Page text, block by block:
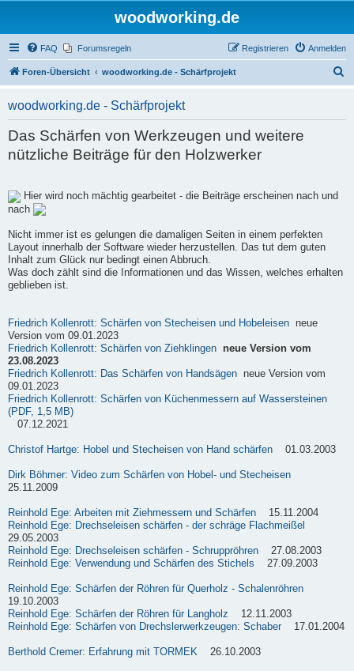
woodworking.de
FAQ Forumsregeln Anmelden
Registrieren
Foren-Übersicht woodworking.de - Schärfprojekt
woodworking.de - Schärfprojekt
Das Schärfen von Werkzeugen und weitere
nützliche Beiträge für den Holzwerker
Hier wird noch mächtig gearbeitet - die Beiträge erscheinen nach und
nach
Nicht immer ist es gelungen die damaligen Seiten in einem perfekten
Layout innerhalb der Software wieder herzustellen. Das tut dem guten
Inhalt zum Glück nur bedingt einen Abbruch.
Was doch zählt sind die Informationen und das Wissen, welches erhalten
geblieben ist.
Friedrich Kollenrott: Schärfen von Stecheisen und Hobeleisen neue
Version vom 09.01.2023
Friedrich Kollenrott: Schärfen von Ziehklingen
neue Version vom
23.08.2023
Friedrich Kollenrott: Das Schärfen von Handsägen neue Version vom
09.01.2023
Friedrich Kollenrott: Schärfen von Küchenmessern auf Wassersteinen
(PDF, 1,5 MB)
07.12.2021
Christof Hartge: Hobel und Stecheisen von Hand schärfen 01.03.2003
Dirk Böhmer: Video zum Schärfen von Hobel- und Stecheisen
25.11.2009
Reinhold Ege: Arbeiten mit Ziehmessern und Schärfen 15.11.2004
Reinhold Ege: Drechseleisen schärfen - der schräge Flachmeißel
29.05.2003
Reinhold Ege: Drechseleisen schärfen - Schruppröhren 27.08.2003
Reinhold Ege: Verwendung und Schärfen des Stichels 27.09.2003
Reinhold Ege: Schärfen der Röhren für Querholz - Schalenröhren
19.10.2003
Reinhold Ege: Schärfen der Röhren für Langholz 12.11.2003
Reinhold Ege: Schärfen von Drechslerwerkzeugen: Schaber 17.01.2004
Berthold Cremer: Erfahrung mit TORMEK 26.10.2003